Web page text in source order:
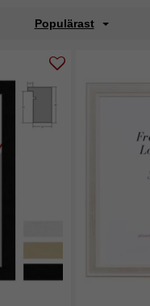
Populärast